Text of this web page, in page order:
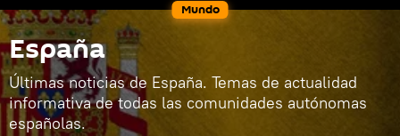
Mundo
España
Últimas noticias de España. Temas de actualidad
informativa de todas las comunidades autónomas
españolas.